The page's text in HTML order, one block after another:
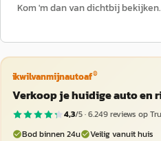
Kom 'm dan van dichtbij bekijken.
ikwilvanmijnautoaf®
Verkoop je huidige auto en
4,3/5 ·6.249reviews op
Bod binnen 24u
Veilig vanuit huis